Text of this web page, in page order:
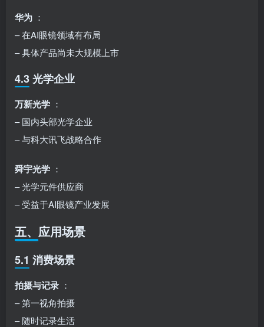
华为 ：
– 在AI眼镜领域有布局
– 具体产品尚未大规模上市
4.3 光学企业
万新光学 ：
– 国内头部光学企业
– 与科大讯飞战略合作
舜宇光学 ：
– 光学元件供应商
– 受益于AI眼镜产业发展
五、应用场景
5.1 消费场景
拍摄与记录 ：
– 第一视角拍摄
– 随时记录生活